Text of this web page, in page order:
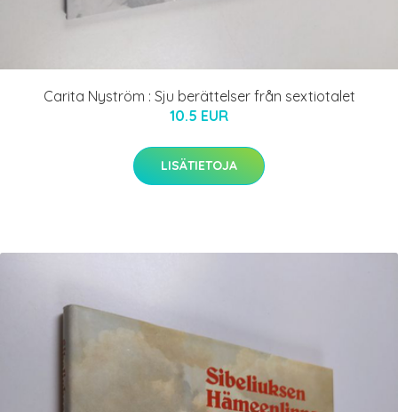
Carita Nyström : Sju berättelser från sextiotalet
10.5 EUR
LISÄTIETOJA